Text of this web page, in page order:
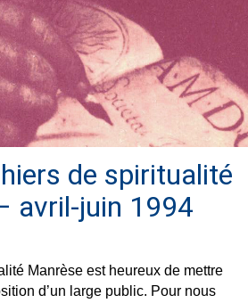
de spiritualité
avril-juin 1994
Manrèse est heureux de mettre
d’un large public. Pour nous